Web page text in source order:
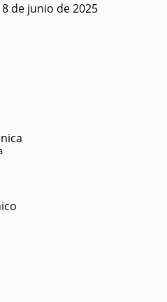
de junio de 2025